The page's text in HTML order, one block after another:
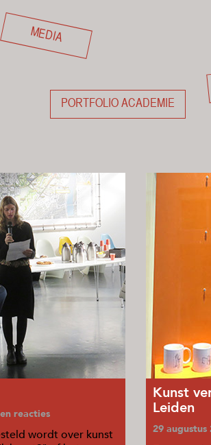
MEDIA
PORTFOLIO ACADEMIE
reacties
wordt over kunst
Kunst
Leiden
29